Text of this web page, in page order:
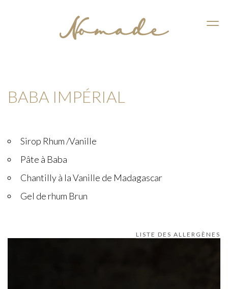
BABA IMPÉRIAL
Sirop Rhum /Vanille
Pâte à Baba
Chantilly à la Vanille de Madagascar
Gel de rhum Brun
LISTE DES ALLERGÈNES